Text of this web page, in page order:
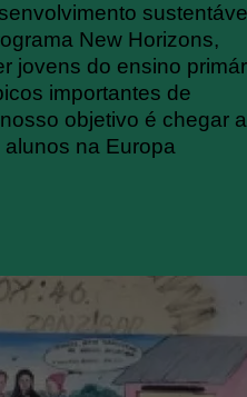
New Horizons,
jovens do ensino
importantes de
objetivo é chegar
na Europa